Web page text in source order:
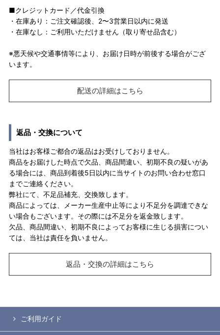
■クレジットカード／代金引換
・在庫あり：ご注文確認後、2〜3営業日以内に発送
・在庫なし：ご利用いただけません（取り寄せ品含む）
※悪天候や交通事情等により、お届け日時が前後する場合がござ
います。
配送の詳細はこちら
返品・交換について
当社はお客様ご都合の返品はお受けしておりません。
商品をお届けした時点で欠品、商品間違い、初期不良の疑いがあ
る場合には、商品到着後5日以内に当サイトのお問い合わせ窓口
までご連絡ください。
弊社にて、不足品補充、交換致します。
商品によっては、メーカー生産中止等により不足分を調達できな
い場合もございます。その際には不足分を返金致します。
欠品、商品間違い、初期不良によってお客様に生じる損害につい
ては、当社は責任を負いません。
返品・交換の詳細はこちら
ご利用ガイド